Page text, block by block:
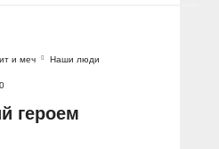
и меч Наши люди
героем